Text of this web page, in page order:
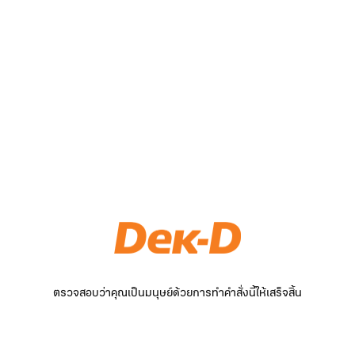
ตรวจสอบว่าคุณเป็นมนุษย์ด้วยการทำคำสั่งนี้ให้เสร็จสิ้น